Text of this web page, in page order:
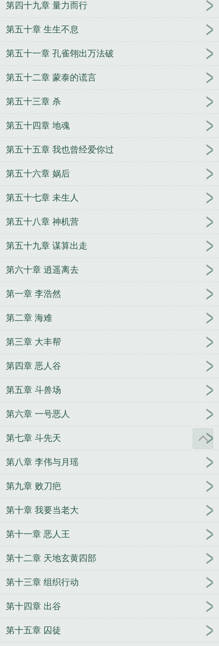
第四十九章 量力而行
第五十章 生生不息
第五十一章 孔雀翎出万法破
第五十二章 蒙泰的谎言
第五十三章 杀
第五十四章 地魂
第五十五章 我也曾经爱你过
第五十六章 娲后
第五十七章 未生人
第五十八章 神机营
第五十九章 谋算出走
第六十章 逍遥离去
第一章 李浩然
第二章 海难
第三章 大丰帮
第四章 恶人谷
第五章 斗兽场
第六章 一号恶人
第七章 斗先天
第八章 李伟与月瑶
第九章 败刀疤
第十章 我要当老大
第十一章 恶人王
第十二章 天地玄黄四部
第十三章 组织行动
第十四章 出谷
第十五章 囚徒